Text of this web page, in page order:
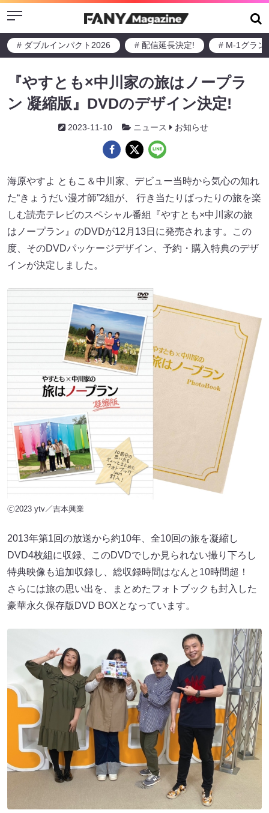
Menu
# ダブルインパクト2026 # 配信延長決定! # M-1グラン
『やすとも×中川家の旅はノープラ
ン 凝縮版』DVDのデザイン決定!
2023-11-10 ニュース お知らせ
海原やすよ ともこ＆中川家、デビュー当時から気心の知れ
た“きょうだい漫才師”2組が、 行き当たりばったりの旅を楽
しむ読売テレビのスペシャル番組『やすとも×中川家の旅
はノープラン』のDVDが12月13日に発売されます。この
度、そのDVDパッケージデザイン、予約・購入特典のデザ
インが決定しました。
🄫2023 ytv／吉本興業
2013年第1回の放送から約10年、全10回の旅を凝縮し
DVD4枚組に収録、このDVDでしか見られない撮り下ろし
特典映像も追加収録し、総収録時間はなんと10時間超！
さらには旅の思い出を、まとめたフォトブックも封入した
豪華永久保存版DVD BOXとなっています。